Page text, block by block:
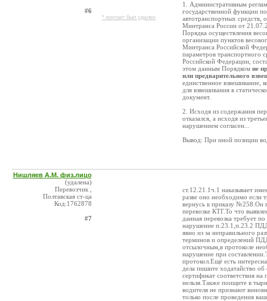
#6
* контакт был удален
1. Административным
государственной функции
автотранспортных средств,
Минтранса России от
Порядка осуществления
организации пунктов
Минтранса Российской
параметров транспортного
Российской Федерации,
этом данным Порядком не
или предварительного
единственное взвешивание,
для взвешивания в
документ.
2. Исходя из содержания
отказался, а исходя из
нарушением согласен...
Вывод: При иной позиции
Нишляев А.М. физ.лицо
(удалена)
Перевозчик ,
Полтавская ст-ца
Код:1762878
#7
ст.12.21.1ч.1 наказывает
разве оно необходимо если
вернусь к приказу №258.Он
перевозке КТГ.То что
данная перевозка требует
нарушение п.23.1,п.23.2 ПДД
явно из за неправильного
терминов и определений
отсылочным,в протоколе
нарушение при
протокол.Ещё есть
дела пишите ходатайство
сертификат соответствия на
нельзя.Также поищите в
водителя не признают
только после проведения